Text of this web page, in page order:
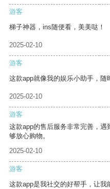
游客
梯子神器，ins随便看，美美哒！
2025-02-10
游客
这款app就像我的娱乐小助手，随
2025-02-10
游客
这款app的售后服务非常完善，
够放心购物。
2025-02-10
游客
这款app是我社交的好帮手，让我